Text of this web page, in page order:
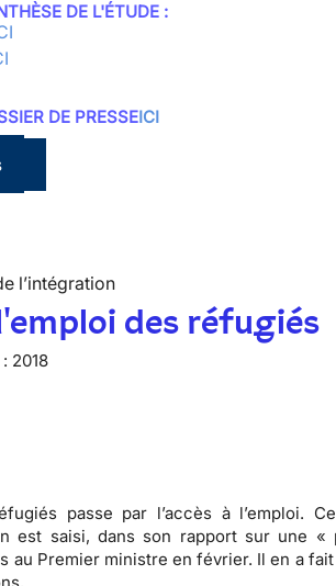
DE L'ÉTUDE :
DE PRESSEICI
l’intégration
des réfugiés
2018
passe par l’accès à l’emploi.
est saisi, dans son rapport sur une «
au Premier ministre en février. Il en a